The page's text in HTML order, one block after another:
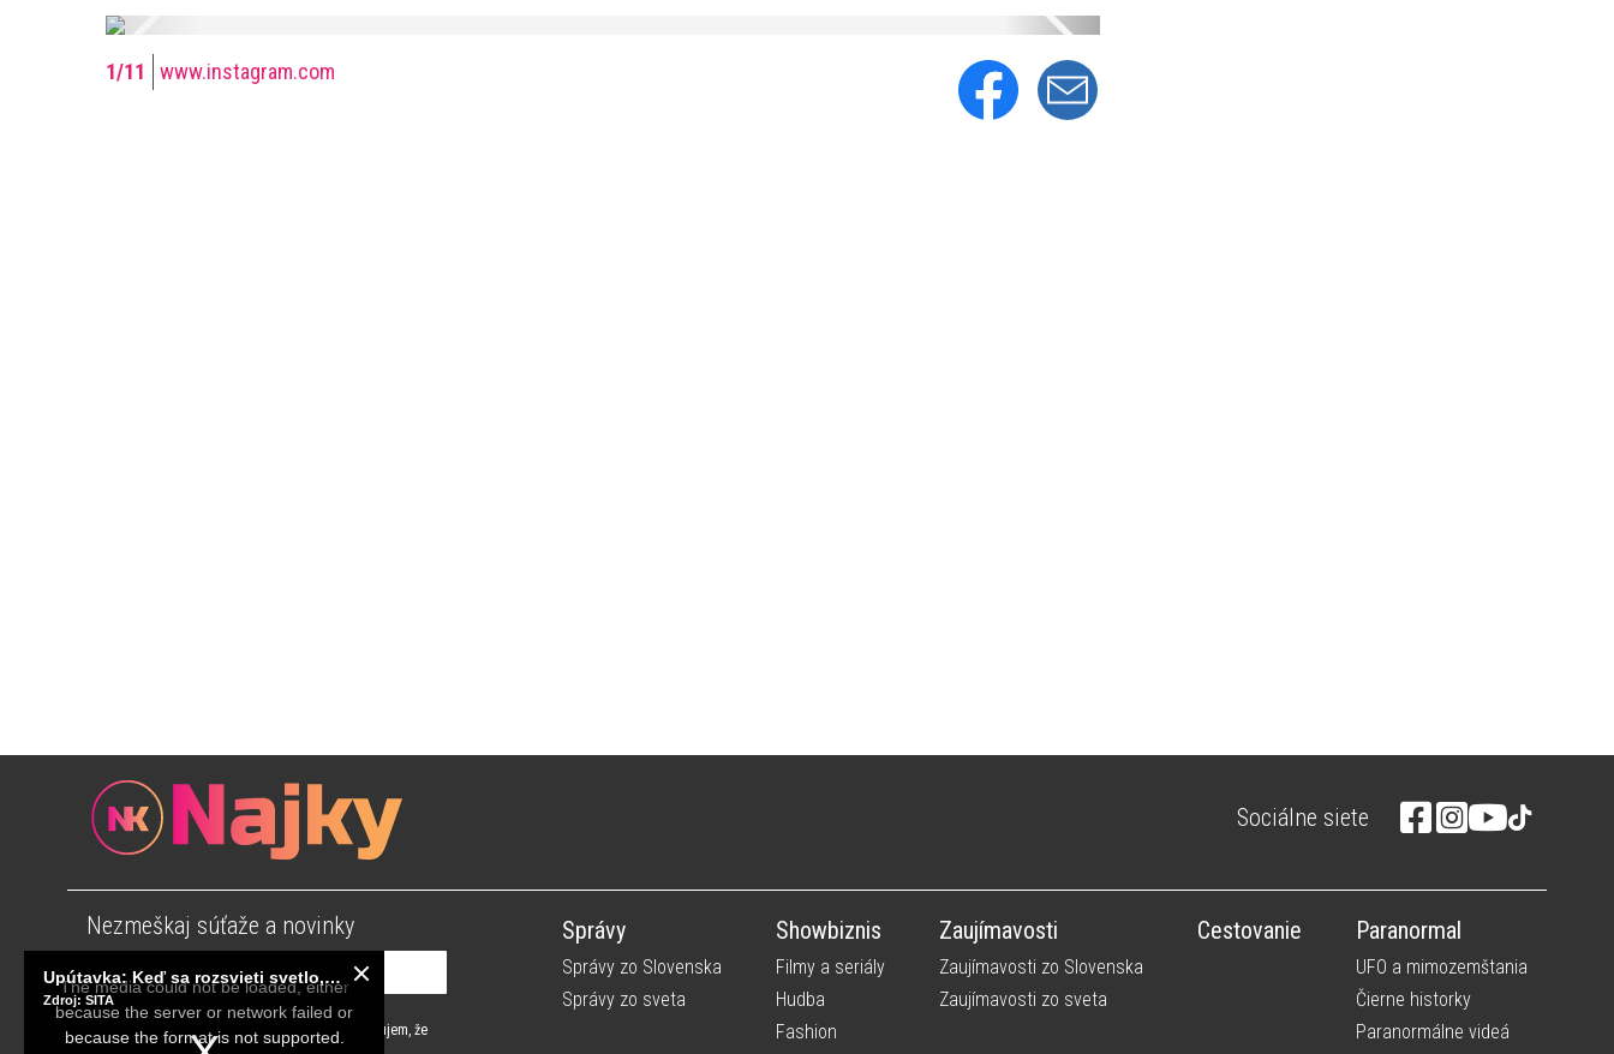
www.instagram.com
window.
The media could not be loaded, either
because the server or network failed or
because the format is not supported.
Upútavka: Keď sa rozsvieti svetlo, sú za tým tisíce správnych rozhodnutí. Ako vzniká infraštruktúra, ktorú nevnímame?
Zdroj: SITA
Sociálne siete
Nezmeškaj súťaže a novinky
Súhlasím s podmienkami používania a potvrdzujem, že
Správy
Správy zo Slovenska
Správy zo sveta
Showbiznis
Filmy a seriály
Hudba
Fashion
Zaujímavosti
Zaujímavosti zo Slovenska
Zaujímavosti zo sveta
Cestovanie Paranormal
UFO a mimozemštania
Čierne historky
Paranormálne videá